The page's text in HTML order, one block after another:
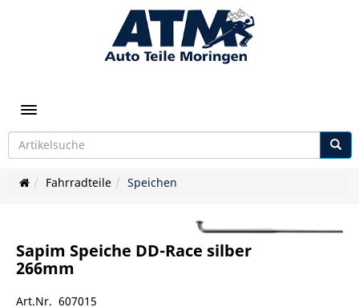
Toggle navigation
Fahrradteile Speichen
Sapim Speiche DD-Race silber
266mm
Art.Nr. 607015